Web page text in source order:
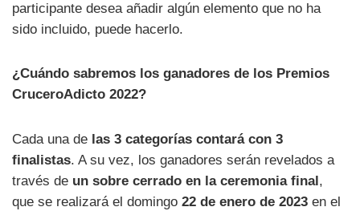
participante desea añadir algún elemento que no ha
sido incluido, puede hacerlo.
¿Cuándo sabremos los ganadores de los Premios
CruceroAdicto 2022?
Cada una de las 3 categorías contará con 3
finalistas. A su vez, los ganadores serán revelados a
través de un sobre cerrado en la ceremonia final,
que se realizará el domingo 22 de enero de 2023 en el